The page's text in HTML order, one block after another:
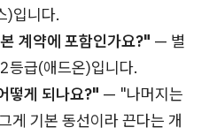
)입니다.
계약에 포함인가요?" — 별
등급(애드온)입니다.
떻게 되나요?" — "나머지는
기본 동선이라 끈다는 개